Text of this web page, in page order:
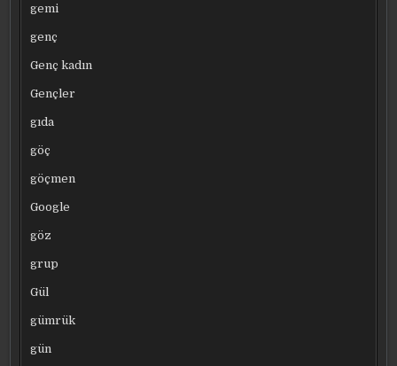
gemi
genç
Genç kadın
Gençler
gıda
göç
göçmen
Google
göz
grup
Gül
gümrük
gün